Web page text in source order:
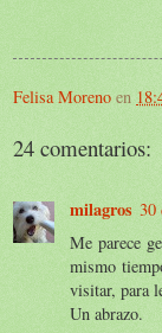
Felisa Moreno en
24 comentarios:
milagros 30
Me parece
mismo
visitar, para
Un abrazo.